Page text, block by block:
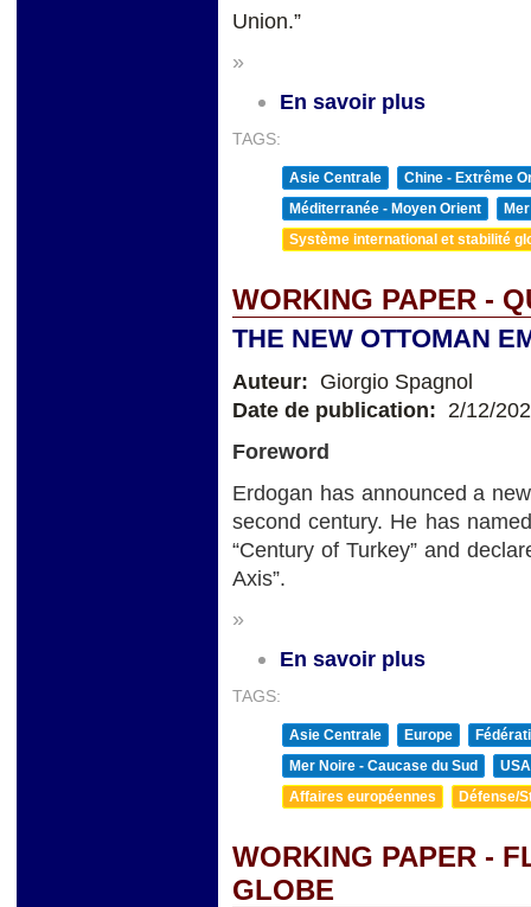
Union.”
»
En savoir plus
TAGS:
Asie Centrale
Chine - Extrême
Méditerranée - Moyen Orient
Système international et stabilité
WORKING PAPER -
THE NEW OTTOMAN
Auteur: Giorgio Spagnol
Date de publication: 2/12/
Foreword
Erdogan has announced a
second century. He has
“Century of Turkey” and
Axis”.
»
En savoir plus
TAGS:
Asie Centrale Europe
Mer Noire - Caucase du Sud
USA
Affaires européennes
Défense/
WORKING PAPER -
GLOBE